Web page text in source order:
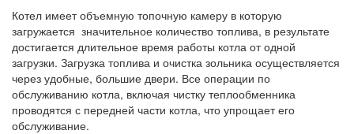
Котел имеет объемную топочную камеру в которую
загружается значительное количество топлива, в результате
достигается длительное время работы котла от одной
загрузки. Загрузка топлива и очистка зольника осуществляется
через удобные, большие двери. Все операции по
обслуживанию котла, включая чистку теплообменника
проводятся с передней части котла, что упрощает его
обслуживание.